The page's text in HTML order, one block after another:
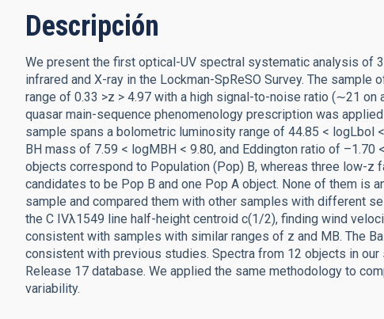
Descripción
We present the first optical-UV spectral systematic analysis of
infrared and X-ray in the Lockman-SpReSO Survey. The
range of 0.33 >z > 4.97 with a high signal-to-noise ratio (∼21
quasar main-sequence phenomenology prescription was
sample spans a bolometric luminosity range of 44.85 < logLbol
BH mass of 7.59 < logMBH < 9.80, and Eddington ratio of
objects correspond to Population (Pop) B, whereas three low-z
candidates to be Pop B and one Pop A object. None of them is
sample and compared them with other samples with different
the C IVλ1549 line half-height centroid c(1/2), finding wind
consistent with samples with similar ranges of z and MB. The
consistent with previous studies. Spectra from 12 objects in
Release 17 database. We applied the same methodology to
variability.